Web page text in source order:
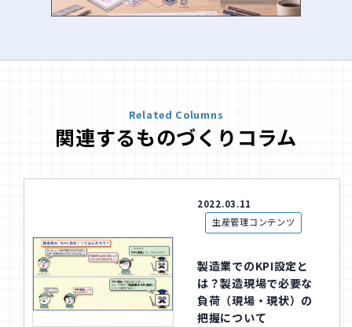
関連するものづくりコラム
Related Columns
2022.03.11
生産管理コンテンツ
製造業でのKPI設定と
は？製造現場で必要な
負荷（現場・現状）の
把握について